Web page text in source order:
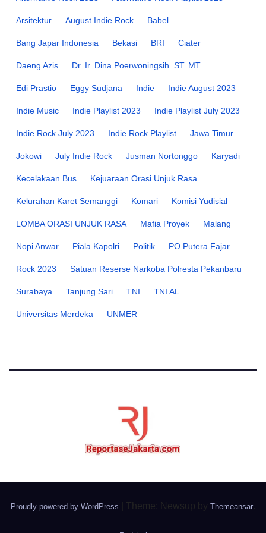
Arsitektur August Indie Rock Babel
Bang Japar Indonesia Bekasi BRI Ciater
Daeng Azis Dr. Ir. Dina Poerwoningsih. ST. MT.
Edi Prastio Eggy Sudjana Indie Indie August 2023
Indie Music Indie Playlist 2023 Indie Playlist July 2023
Indie Rock July 2023 Indie Rock Playlist Jawa Timur
Jokowi July Indie Rock Jusman Nortonggo Karyadi
Kecelakaan Bus Kejuaraan Orasi Unjuk Rasa
Kelurahan Karet Semanggi Komari Komisi Yudisial
LOMBA ORASI UNJUK RASA Mafia Proyek Malang
Nopi Anwar Piala Kapolri Politik PO Putera Fajar
Rock 2023 Satuan Reserse Narkoba Polresta Pekanbaru
Surabaya Tanjung Sari TNI TNI AL
Universitas Merdeka UNMER
Proudly powered by WordPress Theme: Newsup by Themeansar.